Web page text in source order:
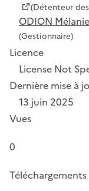
(Détenteur
ODION
(Gestionnaire)
Licence
License Not
Dernière mise à
13 juin 2025
Vues
0
Téléchargements